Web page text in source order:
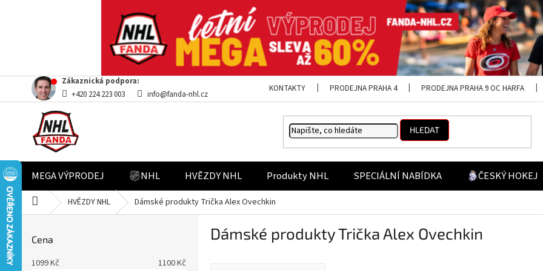
Přejít
obsah
Zákaznická podpora:
+420 224 223 003
info@fanda-nhl.cz
KONTAKTY PRODEJNA PRAHA 4 PRODEJNA PRAHA 9 OC HARFA
HLEDAT
MEGA VÝPRODEJ NHL HVĚZDY NHL Produkty NHL SPECIÁLNÍ NABÍDKA ČESKÝ HOKEJ
Domů HVĚZDY NHL Dámské produkty Trička Alex Ovechkin
Cena
1099Kč 1100Kč
Dámské produkty Trička Alex Ovechkin